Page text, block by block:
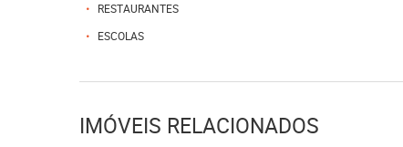
RESTAURANTES
ESCOLAS
IMÓVEIS RELACIONADOS